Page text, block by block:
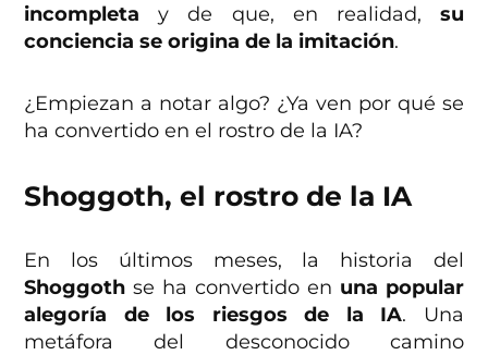
incompleta y de que, en realidad, su
conciencia se origina de la imitación.
¿Empiezan a notar algo? ¿Ya ven por qué se
ha convertido en el rostro de la IA?
Shoggoth, el rostro de la IA
En los últimos meses, la historia del
Shoggothse ha convertido en una popular
alegoría de los riesgos de la IA. Una
metáfora del desconocido camino